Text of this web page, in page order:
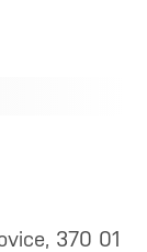
370 01